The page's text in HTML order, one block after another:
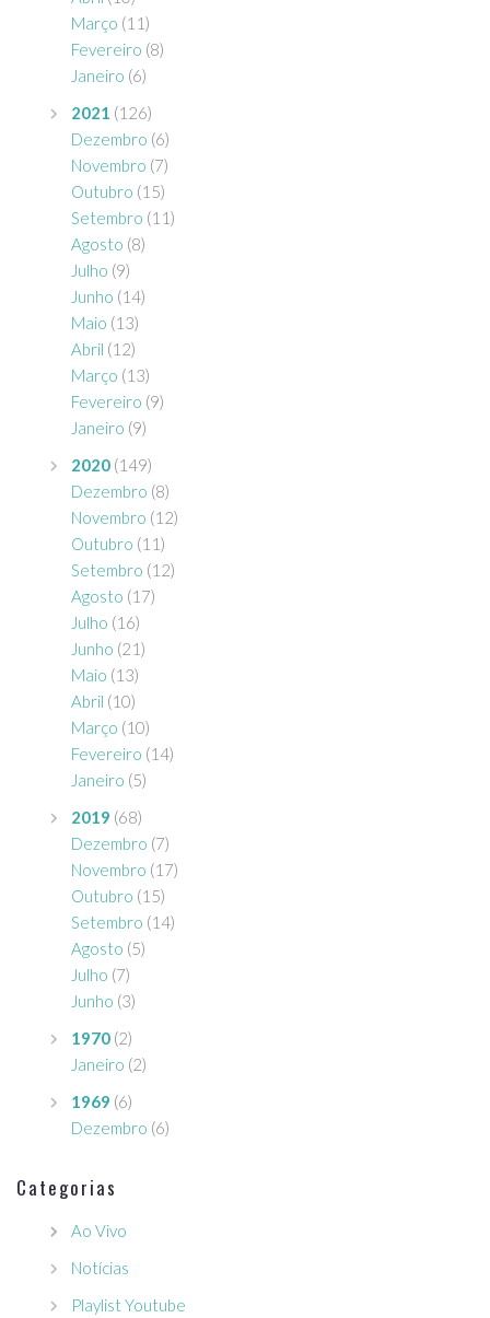
Março (11)
Fevereiro (8)
Janeiro (6)
2021 (126)
Dezembro (6)
Novembro (7)
Outubro (15)
Setembro (11)
Agosto (8)
Julho (9)
Junho (14)
Maio (13)
Abril (12)
Março (13)
Fevereiro (9)
Janeiro (9)
2020 (149)
Dezembro (8)
Novembro (12)
Outubro (11)
Setembro (12)
Agosto (17)
Julho (16)
Junho (21)
Maio (13)
Abril (10)
Março (10)
Fevereiro (14)
Janeiro (5)
2019 (68)
Dezembro (7)
Novembro (17)
Outubro (15)
Setembro (14)
Agosto (5)
Julho (7)
Junho (3)
1970 (2)
Janeiro (2)
1969 (6)
Dezembro (6)
Categorias
Ao Vivo
Notícias
Playlist Youtube